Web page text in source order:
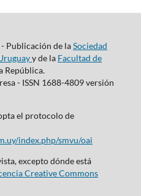
Publicación de laSociedad
y de la Facultad de
República.
- ISSN 1688-4809 versión
el protocolo de
index.php/smvu/oai
excepto dónde está
Creative Commons